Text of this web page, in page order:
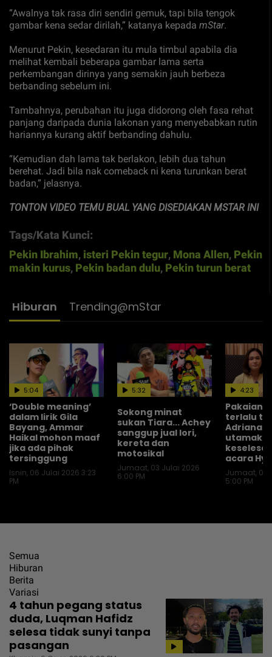
“Awalnya tak rasa diri sendiri gemuk, tapi bila tengok
gambar kena sedar dirilah,” katanya kepada mStar.
Menurut Pekin, kesedaran itu mula timbul apabila dia
melihat kembali beberapa gambar lama serta
perkembangan dirinya yang semakin jauh berbeza
berbanding sebelum ini.
Tambahnya, perubahan itu juga didorong oleh fasa rehat
panjang daripada dunia lakonan yang menyebabkan rutin
hariannya kurang aktif berbanding dahulu.
“Kemudian dah lama tak berlakon, lebih dua tahun
berehat. Jadi bila nak comeback ni kena turunkan berat
badan,” jelasnya.
TONTON VIDEO TEMU BUAL YANG DISEDIAKAN MSTAR INI
Tags/Kata Kunci:
Pekin Ibrahim, isteri Pekin tegur, Mona Allen, Pekin
makin kurus, Pekin badan dulu, Pekin turun berat
Hiburan Trending@mStar
‘Double meaning’
dalam lirik Gila
Bayang, Ammar
Haikal mohon maaf
jika ada pihak
tersinggung
Isnin, 06 Julai 2026 3:23
PM
5:04
Sokong minat
sukan Tiara... Achey
sanggup jual lori,
kereta dan
motosikal
Jumaat, 03 Julai 2026
6:00 PM
5:32
Pakaian
terlalu
Adriana
acara
Jumaat, 03
5:00 PM
4:23
Semua
Hiburan
Berita
Variasi
4 tahun pegang status
duda, Luqman Hafidz
selesa tidak sunyi tanpa
pasangan